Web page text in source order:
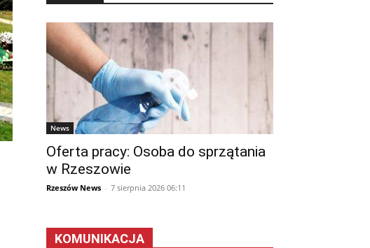
News
Oferta pracy: Osoba do sprzątania
w Rzeszowie
Rzeszów News - 7 sierpnia 2026 06:11
KOMUNIKACJA